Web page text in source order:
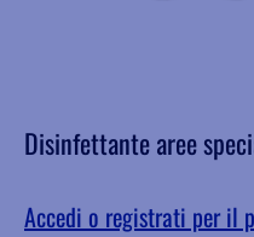
Disinfettante aree
Accedi o registrati per il